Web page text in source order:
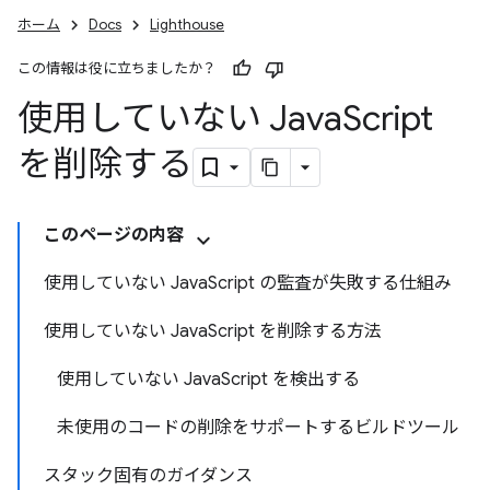
ホーム Docs Lighthouse
この情報は役に立ちましたか？
使用していない JavaScript
を削除する
このページの内容
使用していない JavaScript の監査が失敗する仕組み
使用していない JavaScript を削除する方法
使用していない JavaScript を検出する
未使用のコードの削除をサポートするビルドツール
スタック固有のガイダンス